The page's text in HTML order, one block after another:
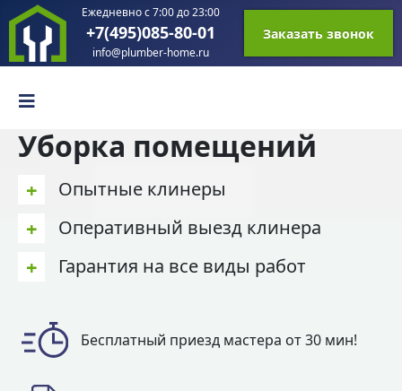
Ежедневно с 7:00 до 23:00
+7(495)085-80-01
info@plumber-home.ru
Заказать звонок
Уборка помещений
+ Опытные клинеры
+ Оперативный выезд клинера
+ Гарантия на все виды работ
Бесплатный приезд мастера от 30 мин!